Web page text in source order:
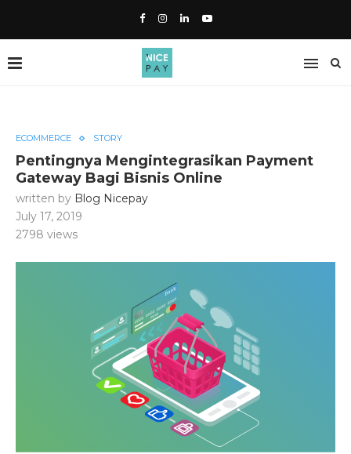
ECOMMERCE STORY
Pentingnya Mengintegrasikan Payment
Gateway Bagi Bisnis Online
written by Blog Nicepay
July 17, 2019
2798 views